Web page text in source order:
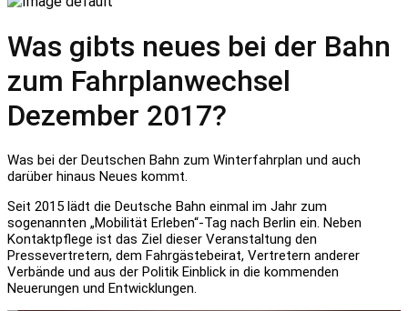
Was gibts neues bei der Bahn
zum Fahrplanwechsel
Dezember 2017?
Was bei der Deutschen Bahn zum Winterfahrplan und auch
darüber hinaus Neues kommt.
Seit 2015 lädt die Deutsche Bahn einmal im Jahr zum
sogenannten „Mobilität Erleben“-Tag nach Berlin ein. Neben
Kontaktpflege ist das Ziel dieser Veranstaltung den
Pressevertretern, dem Fahrgästebeirat, Vertretern anderer
Verbände und aus der Politik Einblick in die kommenden
Neuerungen und Entwicklungen.